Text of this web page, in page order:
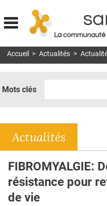
Jump
La
MON COMPTE
DOSSIERS
RÉSEAUX
E-REVUE SAD
Accueil > Actualités >
Mots clés
Actualités
FIBROMYALGIE:
résistance pour
de vie